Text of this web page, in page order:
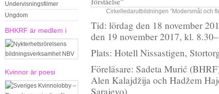
Undervisningsfilmer
Ungdom
BHKRF är medlem i
Kvinnor är poesi
Cirkelledarutbildningen ”Modersmål och
Tid: lördag den 18 november
den 19 november 2017, kl.
Plats: Hotell Nissastigen,
Föreläsare: Sadeta Murić
Alen Kalajdžija och Hadžem
Sarajevo).